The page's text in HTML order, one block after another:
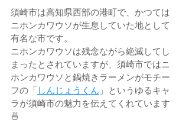
須崎市は高知県西部の港町で、かつては
ニホンカワウソが生息していた地として
有名な市です。
ニホンカワウソは残念ながら絶滅してし
まったとされていますが、須崎市ではニ
ホンカワウソと鍋焼きラーメンがモチー
フの「 しんじょうくん 」というゆるキャ
ラが須崎市の魅力を伝えてくれています
🍜